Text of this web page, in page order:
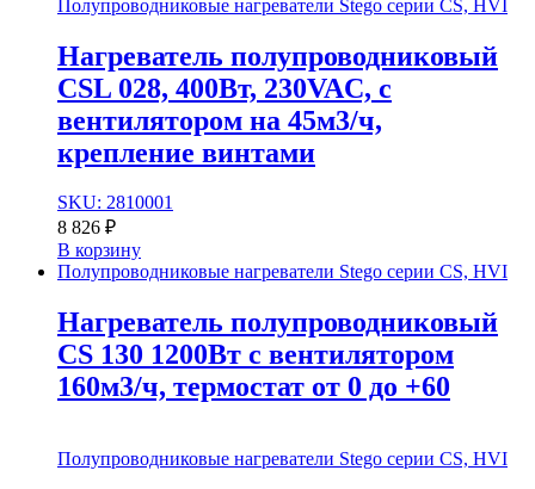
Полупроводниковые нагреватели Stego серии CS, HVI
Нагреватель полупроводниковый
CSL 028, 400Вт, 230VAC, с
вентилятором на 45м3/ч,
крепление винтами
SKU: 2810001
8 826 ₽
В корзину
Полупроводниковые нагреватели Stego серии CS, HVI
Нагреватель полупроводниковый
CS 130 1200Вт с вентилятором
160м3/ч, термостат от 0 до +60
Полупроводниковые нагреватели Stego серии CS, HVI